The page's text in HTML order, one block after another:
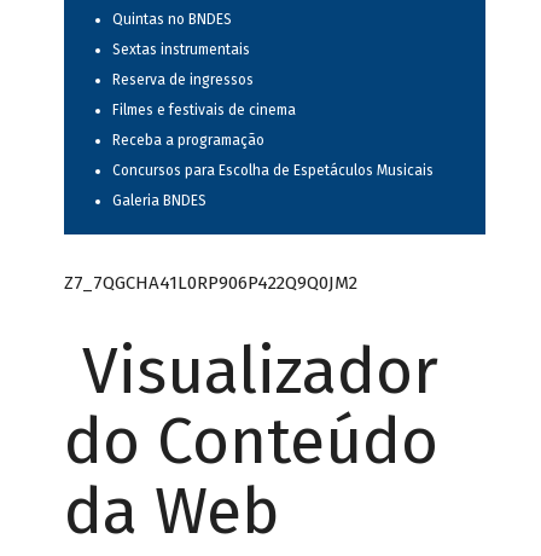
Quintas no BNDES
Sextas instrumentais
Reserva de ingressos
Filmes e festivais de cinema
Receba a programação
Concursos para Escolha de Espetáculos Musicais
Galeria BNDES
Z7_7QGCHA41L0RP906P422Q9Q0JM2
Visualizador
do Conteúdo
da Web